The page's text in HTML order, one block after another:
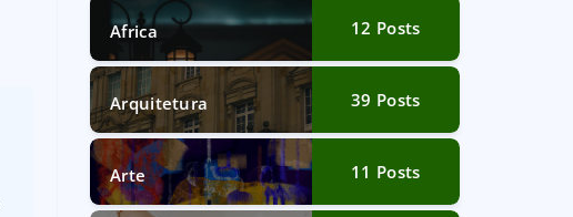
Africa 12 Posts
Arquitetura 39 Posts
Arte 11 Posts